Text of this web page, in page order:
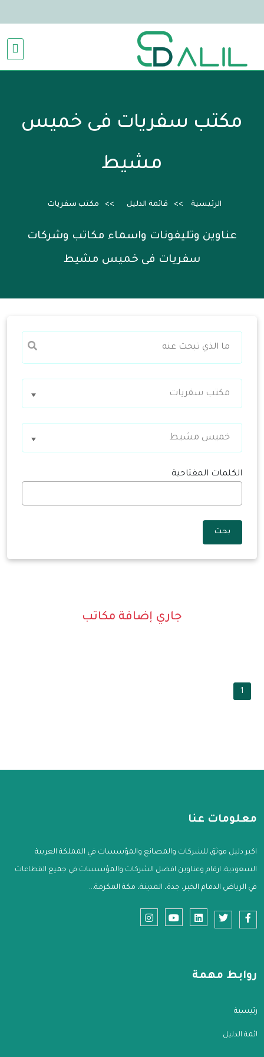
مكتب سفريات فى خميس
مشيط
الرئيسية قائمة الدليل مكتب سفريات
عناوين وتليفونات واسماء مكاتب وشركات
سفريات فى خميس مشيط
مكتب سفريات
خميس مشيط
الكلمات المفتاحية
بحث
جاري إضافة مكاتب
1
معلومات عنا
اكبر دليل موثق للشركات والمصانع والمؤسسات في المملكة العربية
السعودية. ارقام وعناوين افضل الشركات والمؤسسات في جميع القطاعات
في الرياض الدمام الخبر، جدة، المدينة، مكة المكرمة...
روابط مهمة
الرئيسية
قائمة الدليل